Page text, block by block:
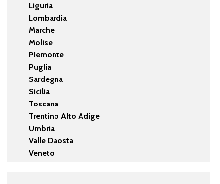
Liguria
Lombardia
Marche
Molise
Piemonte
Puglia
Sardegna
Sicilia
Toscana
Trentino Alto Adige
Umbria
Valle Daosta
Veneto